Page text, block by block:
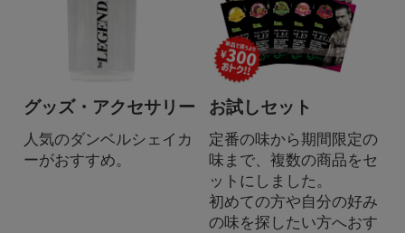
グッズ・アクセサリー
人気のダンベルシェイカ
ーがおすすめ。
お試しセット
定番の味から期間限定の
味まで、複数の商品をセ
ットにしました。
初めての方や自分の好み
の味を探したい方へおす